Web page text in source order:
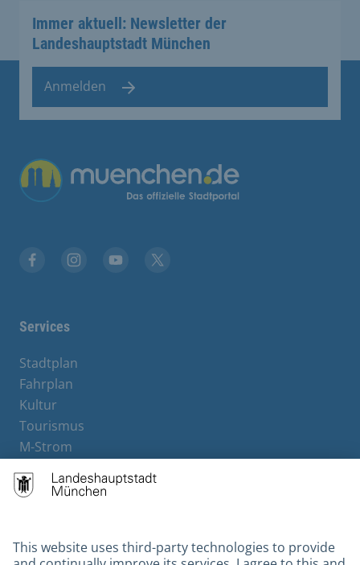
Immer aktuell: Newsletter der
Landeshauptstadt München
Anmelden
Übergreifende Links
Services
Stadtplan
Fahrplan
Kultur
Tourismus
M-Strom
Hotels
Contact